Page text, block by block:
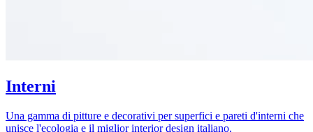
Interni
Una gamma di pitture e decorativi per superfici e pareti d'interni che
unisce l'ecologia e il miglior interior design italiano.